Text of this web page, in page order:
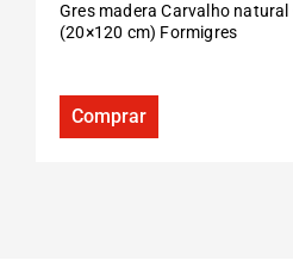
Gres madera Carvalho natural
(20×120 cm) Formigres
Comprar